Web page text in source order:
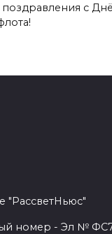
с
"РассветНьюс"
номер - Эл №